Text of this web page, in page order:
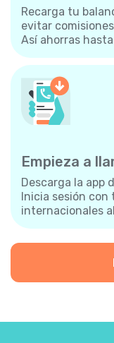
Recarga tu
evitar
Así ahorras
Empieza a
Descarga la app
Inicia sesión con
internacionales